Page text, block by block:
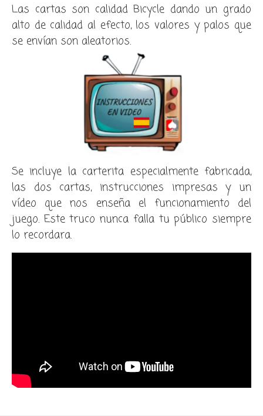
Las cartas son calidad Bicycle dando un grado
alto de calidad al efecto, los valores y palos que
se envían son aleatorios.
Se incluye la carterita especialmente fabricada,
las dos cartas, instrucciones impresas y un
vídeo que nos enseña el funcionamiento del
juego. Este truco nunca falla tu público siempre
lo recordara.